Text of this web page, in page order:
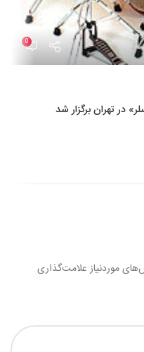
0
تهران برگزار شد
موردنیاز علامت‌گذاری